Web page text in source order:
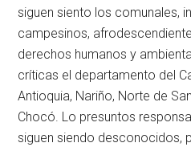
siguen siento los comunales,
campesinos,
derechos humanos y
críticas el departamento del
Antioquia, Nariño, Norte de
Chocó. Lo presuntos
siguen siendo desconocidos,